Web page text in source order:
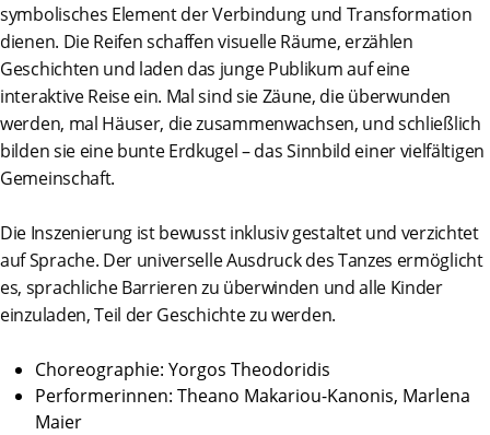
symbolisches Element der Verbindung und Transformation
dienen. Die Reifen schaffen visuelle Räume, erzählen
Geschichten und laden das junge Publikum auf eine
interaktive Reise ein. Mal sind sie Zäune, die überwunden
werden, mal Häuser, die zusammenwachsen, und schließlich
bilden sie eine bunte Erdkugel – das Sinnbild einer vielfältigen
Gemeinschaft.
Die Inszenierung ist bewusst inklusiv gestaltet und verzichtet
auf Sprache. Der universelle Ausdruck des Tanzes ermöglicht
es, sprachliche Barrieren zu überwinden und alle Kinder
einzuladen, Teil der Geschichte zu werden.
Choreographie: Yorgos Theodoridis
Performerinnen: Theano Makariou-Kanonis, Marlena
Maier